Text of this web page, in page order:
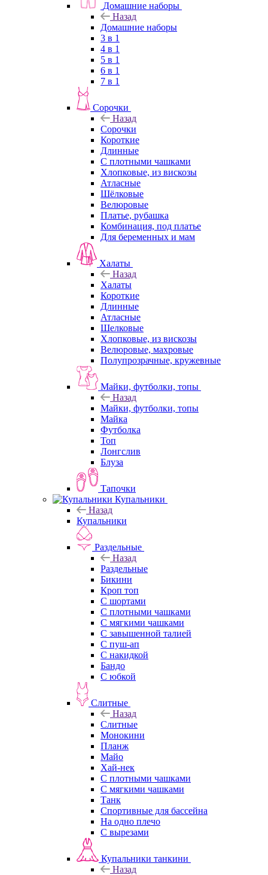
Домашние наборы
Назад
Домашние наборы
3 в 1
4 в 1
5 в 1
6 в 1
7 в 1
Сорочки
Назад
Сорочки
Короткие
Длинные
С плотными чашками
Хлопковые, из вискозы
Атласные
Шёлковые
Велюровые
Платье, рубашка
Комбинация, под платье
Для беременных и мам
Халаты
Назад
Халаты
Короткие
Длинные
Атласные
Шелковые
Хлопковые, из вискозы
Велюровые, махровые
Полупрозрачные, кружевные
Майки, футболки, топы
Назад
Майки, футболки, топы
Майка
Футболка
Топ
Лонгслив
Блуза
Тапочки
Купальники
Назад
Купальники
Раздельные
Назад
Раздельные
Бикини
Кроп топ
С шортами
С плотными чашками
С мягкими чашками
С завышенной талией
С пуш-ап
С накидкой
Бандо
С юбкой
Слитные
Назад
Слитные
Монокини
Планж
Майо
Хай-нек
С плотными чашками
С мягкими чашками
Танк
Спортивные для бассейна
На одно плечо
С вырезами
Купальники танкини
Назад